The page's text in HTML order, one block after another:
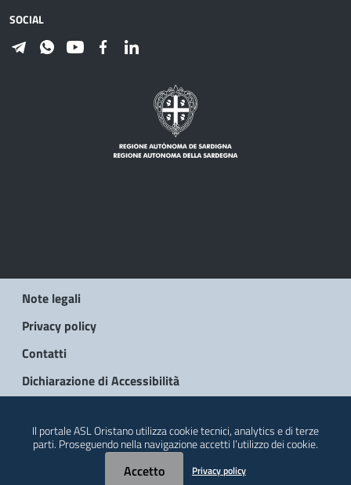
SOCIAL
Note legali
Privacy policy
Contatti
Dichiarazione di Accessibilità
Il portale ASL Oristano utilizza cookie tecnici, analytics e di terze
parti. Proseguendo nella navigazione accetti l’utilizzo dei cookie.
Accetto Privacy policy